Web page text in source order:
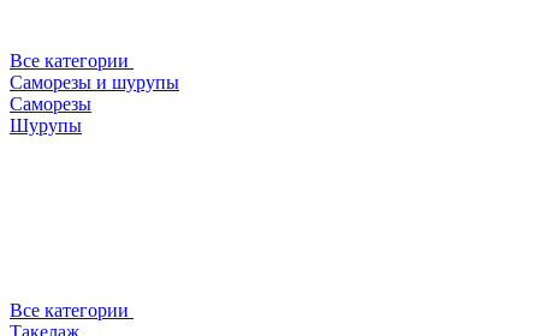
Все категории
Саморезы и шурупы
Саморезы
Шурупы
Все категории
Такелаж